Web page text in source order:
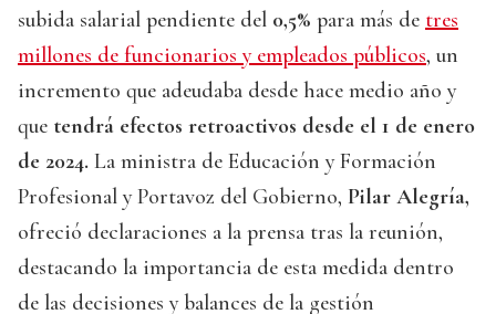
subida salarial pendiente del 0,5% para más de tres
millones de funcionarios y empleados públicos, un
incremento que adeudaba desde hace medio año y
que tendrá efectos retroactivos desde el 1 de enero
de 2024. La ministra de Educación y Formación
Profesional y Portavoz del Gobierno, Pilar Alegría,
ofreció declaraciones a la prensa tras la reunión,
destacando la importancia de esta medida dentro
de las decisiones y balances de la gestión